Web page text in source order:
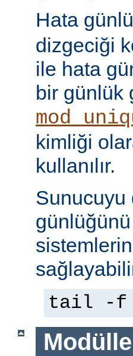
Hata
dizgeciği
ile hata
bir günlük
kimliği
kullanılır.
Sunucuyu
tail -f